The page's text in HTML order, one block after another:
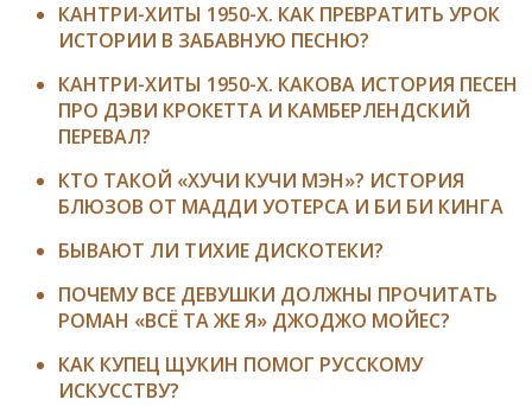
КАНТРИ-ХИТЫ 1950-Х. КАК ПРЕВРАТИТЬ УРОК
ИСТОРИИ В ЗАБАВНУЮ ПЕСНЮ?
КАНТРИ-ХИТЫ 1950-Х. КАКОВА ИСТОРИЯ ПЕСЕН
ПРО ДЭВИ КРОКЕТТА И КАМБЕРЛЕНДСКИЙ
ПЕРЕВАЛ?
КТО ТАКОЙ «ХУЧИ КУЧИ МЭН»? ИСТОРИЯ
БЛЮЗОВ ОТ МАДДИ УОТЕРСА И БИ БИ КИНГА
БЫВАЮТ ЛИ ТИХИЕ ДИСКОТЕКИ?
ПОЧЕМУ ВСЕ ДЕВУШКИ ДОЛЖНЫ ПРОЧИТАТЬ
РОМАН «ВСЁ ТА ЖЕ Я» ДЖОДЖО МОЙЕС?
КАК КУПЕЦ ЩУКИН ПОМОГ РУССКОМУ
ИСКУССТВУ?